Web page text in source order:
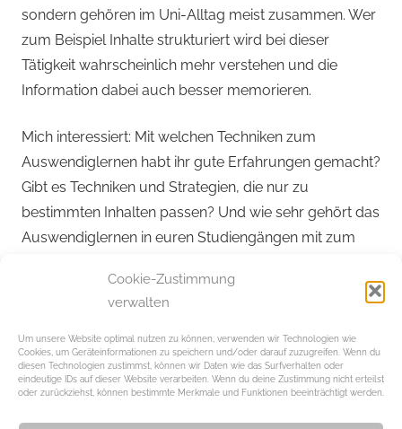
Cookie-Zustimmung
verwalten
Um unsere Website optimal nutzen zu können, verwenden wir Technologien wie
Cookies, um Geräteinformationen zu speichern und/oder darauf zuzugreifen. Wenn du
diesen Technologien zustimmst, können wir Daten wie das Surfverhalten oder
eindeutige IDs auf dieser Website verarbeiten. Wenn du deine Zustimmung nicht erteilst
oder zurückziehst, können bestimmte Merkmale und Funktionen beeinträchtigt werden.
sondern gehören im Uni-Alltag meist zusammen. Wer
zum Beispiel Inhalte strukturiert wird bei dieser
Tätigkeit wahrscheinlich mehr verstehen und die
Information dabei auch besser memorieren.
Mich interessiert: Mit welchen Techniken zum
Auswendiglernen habt ihr gute Erfahrungen gemacht?
Gibt es Techniken und Strategien, die nur zu
bestimmten Inhalten passen? Und wie sehr gehört das
Auswendiglernen in euren Studiengängen mit zum
Schlagwörter:
Lernen,
Schule,
Uni
Beitragsnavigation
Vorheriger Beitrag
435 Filme in 11 Tagen
„Tu jest Polska – Hier ist
Polen“